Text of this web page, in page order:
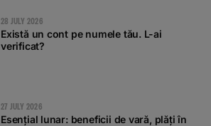
28 JULY 2026
Există un cont pe numele tău. L-ai
verificat?
27 JULY 2026
Esențial lunar: beneficii de vară, plăți în